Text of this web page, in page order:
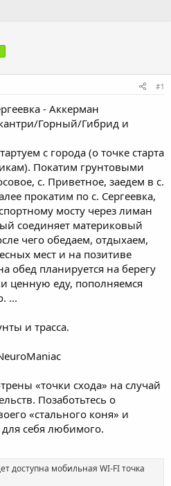
#1
- Аккерман
Горный/Гибрид и
с города (о точке старта
Покатим грунтовыми
с. Приветное, заедем в с.
прокатим по с. Сергеевка,
мосту через лиман
соединяет материковый
чего обедаем, отдыхаем,
мест и на позитиве
обед планируется на берегу
ценную еду, пополняемся
...
и трасса.
«точки схода» на случай
Позаботьтесь о
«стального коня» и
для себя любимого.
доступна мобильная WI-FI точка